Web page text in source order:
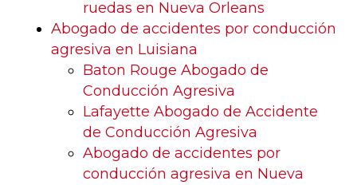
ruedas en Nueva Orleans
Abogado de accidentes por conducción
agresiva en Luisiana
Baton Rouge Abogado de
Conducción Agresiva
Lafayette Abogado de Accidente
de Conducción Agresiva
Abogado de accidentes por
conducción agresiva en Nueva